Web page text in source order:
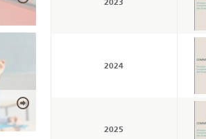
2024
2025